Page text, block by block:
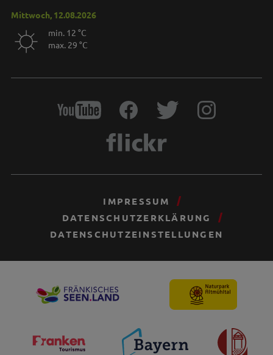
Mittwoch, 12.08.2026
min. 12 °C
max. 29 °C
IMPRESSUM
DATENSCHUTZERKLÄRUNG
DATENSCHUTZEINSTELLUNGEN